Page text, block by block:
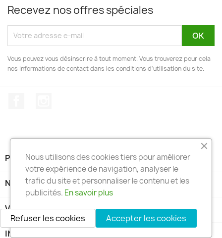
Recevez nos offres spéciales
Vous pouvez vous désinscrire à tout moment. Vous trouverez pour cela
nos informations de contact dans les conditions d'utilisation du site.
PRODUITS
NOTRE SOCIÉTÉ
VOTRE COMPTE
INFORMATIONS keyboard_arrow_down
Nous utilisons des cookies tiers pour améliorer
votre expérience de navigation, analyser le
trafic du site et personnaliser le contenu et les
publicités. En savoir plus
Accepter les cookies
Refuser les cookies